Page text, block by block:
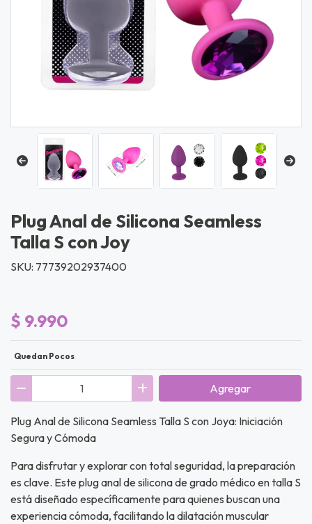
Plug Anal de Silicona Seamless
Talla S con Joy
SKU: 77739202937400
$ 9.990
Quedan Pocos
Agregar
Plug Anal de Silicona Seamless Talla S con Joya: Iniciación
Segura y Cómoda
Para disfrutar y explorar con total seguridad, la preparación
es clave. Este plug anal de silicona de grado médico en talla S
está diseñado específicamente para quienes buscan una
experiencia cómoda, facilitando la dilatación muscular